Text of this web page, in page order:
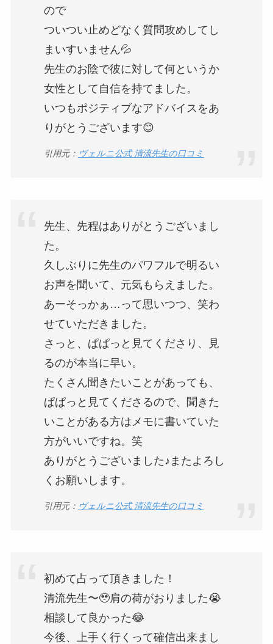
ので
ついつい止めどなく質問攻めしてし
まいすいません💦
先生のお陰で彼に対して何というか
女性として自信を持てました。
いつもポジティブなアドバイスをあ
りがとうございます😊
引用元： ヴェルニ公式 清流先生の口コミ
先生、先程はありがとうございまし
た。
久しぶりに先生のパワフルで明るい
お声を聞いて、元気もらえました。
あーそっかぁ…って思いつつ、笑わ
せていただきました。
さっと、ぱぱっと見てくださり、見
るのが本当に早い。
たくさん聞きたいことがあっても、
ぱぱっと見てくださるので、聞きた
いことがある方はメモに書いていた
方がいいですね。笑
ありがとうございました♪またよろし
くお願いします。
引用元： ヴェルニ公式 清流先生の口コミ
初めて占って頂きました！
清流先生〜🥹肩の荷がおりました😭
相談して良かった😂
今後、上手く行くって確信出来まし